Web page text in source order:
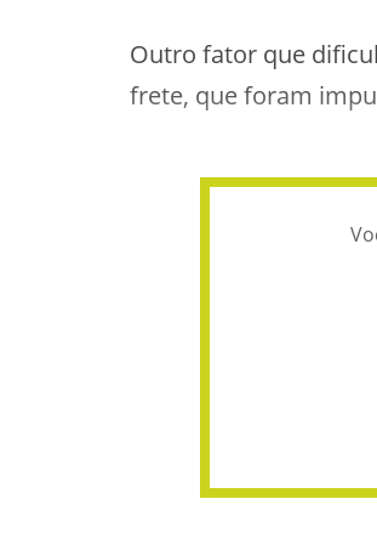
Outro fator que
frete, que foram